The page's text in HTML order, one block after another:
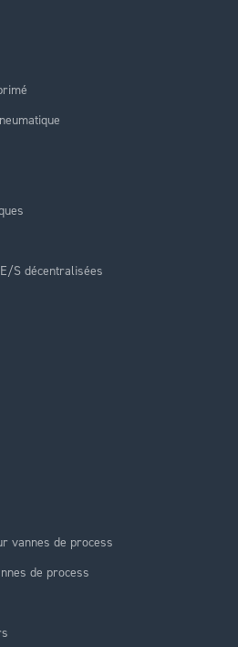
S décentralisées
vannes de process
de process